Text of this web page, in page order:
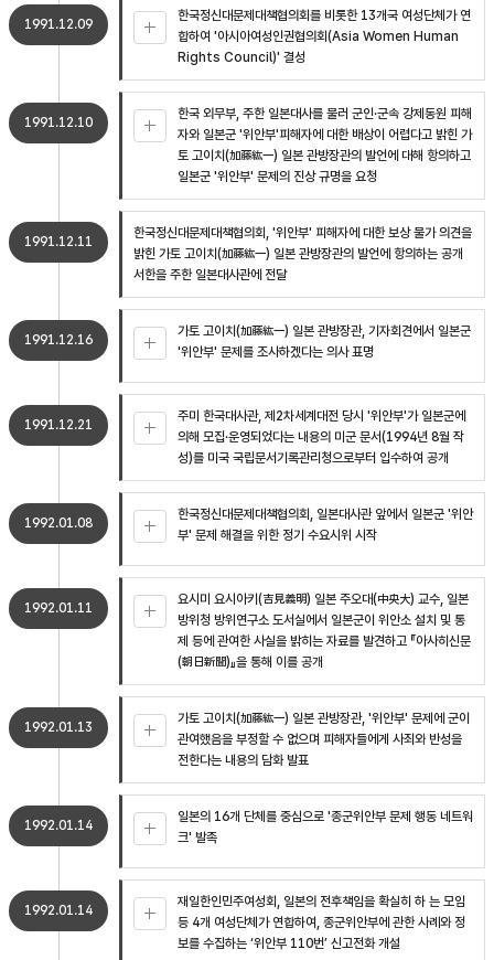
1991.12.09
한국정신대문제대책협의회를 비롯한 13개국 여성단체가 연
합하여 '아시아여성인권협의회(Asia Women Human
Rights Council)' 결성
1991.12.10
한국 외무부, 주한 일본대사를 불러 군인·군속 강제동원 피해
자와 일본군 '위안부'피해자에 대한 배상이 어렵다고 밝힌 가
토 고이치(加藤紘一) 일본 관방장관의 발언에 대해 항의하고
일본군 '위안부' 문제의 진상 규명을 요청
1991.12.11
한국정신대문제대책협의회, '위안부' 피해자에 대한 보상 불가 의견을
밝힌 가토 고이치(加藤紘一) 일본 관방장관의 발언에 항의하는 공개
서한을 주한 일본대사관에 전달
1991.12.16
가토 고이치(加藤紘一) 일본 관방장관, 기자회견에서 일본군
'위안부' 문제를 조사하겠다는 의사 표명
1991.12.21
주미 한국대사관, 제2차세계대전 당시 '위안부'가 일본군에
의해 모집·운영되었다는 내용의 미군 문서(1994년 8월 작
성)를 미국 국립문서기록관리청으로부터 입수하여 공개
1992.01.08
한국정신대문제대책협의회, 일본대사관 앞에서 일본군 '위안
부' 문제 해결을 위한 정기 수요시위 시작
1992.01.11
요시미 요시아키(吉見義明) 일본 주오대(中央大) 교수, 일본
방위청 방위연구소 도서실에서 일본군이 위안소 설치 및 통
제 등에 관여한 사실을 밝히는 자료를 발견하고 『아사히신문
(朝日新聞)』을 통해 이를 공개
1992.01.13
가토 고이치(加藤紘一) 일본 관방장관, '위안부' 문제에 군이
관여했음을 부정할 수 없으며 피해자들에게 사죄와 반성을
전한다는 내용의 담화 발표
1992.01.14
일본의 16개 단체를 중심으로 '종군위안부 문제 행동 네트워
크' 발족
1992.01.14
재일한인민주여성회, 일본의 전후책임을 확실히 하 는 모임
등 4개 여성단체가 연합하여, 종군위안부에 관한 사례와 정
보를 수집하는 ‘위안부 110번’ 신고전화 개설